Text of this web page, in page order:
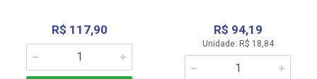
R$ 117,90 R$ 94,19
Unidade: R$ 18,84